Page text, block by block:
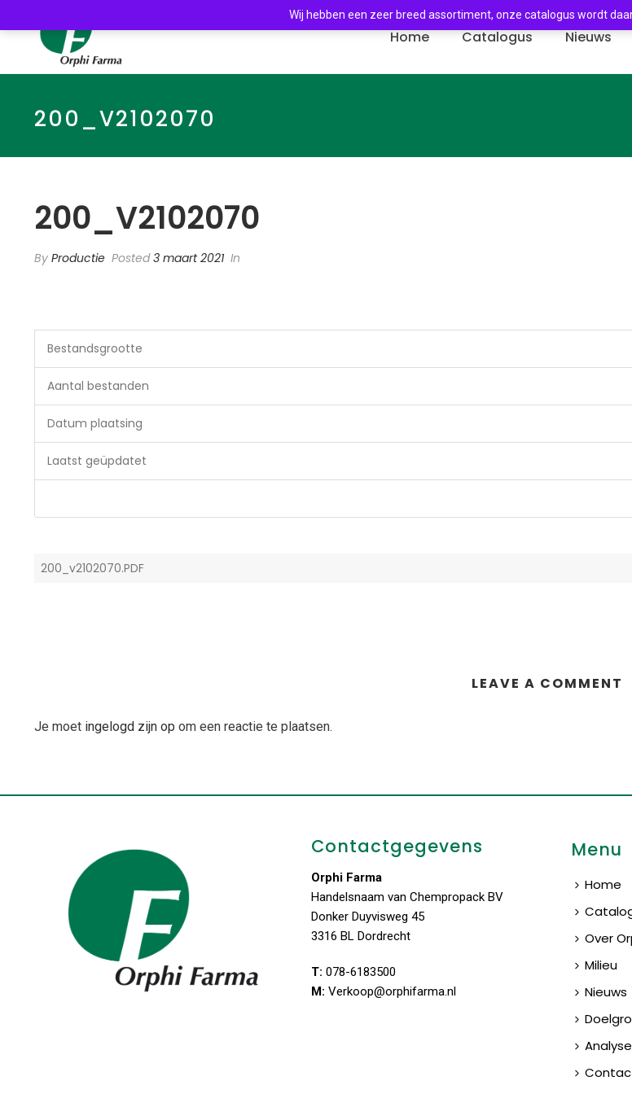
Home Catalogus Nieuws
200_V2102070
200_V2102070
By Productie Posted3 maart 2021 In
Bestandsgrootte
Aantal bestanden
Datum plaatsing
Laatst geüpdatet
200_v2102070.PDF
LEAVE A COMMENT
Je moet ingelogd zijn op om een reactie te plaatsen.
Contactgegevens
Orphi Farma
Handelsnaam van Chempropack BV
Donker Duyvisweg 45
3316 BL Dordrecht
T: 078-6183500
M: Verkoop@orphifarma.nl
Menu
Home
Over
Milieu
Nieuws
Wij hebben een zeer breed assortiment, onze catalogus wordt